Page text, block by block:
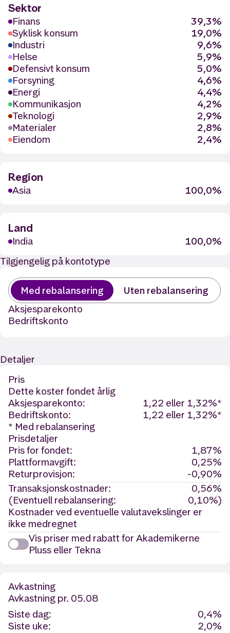
Sektor
Finans
39,3%
Syklisk konsum
19,0%
Industri
9,6%
Helse
5,9%
Defensivt konsum
5,0%
Forsyning
4,6%
Energi
4,4%
Kommunikasjon
4,2%
Teknologi
2,9%
Materialer
2,8%
Eiendom
2,4%
Region
Asia 100,0%
Land
India
100,0%
Tilgjengelig på kontotype
Med rebalansering
Uten rebalansering
Aksjesparekonto
Bedriftskonto
Detaljer
Pris
Dette koster fondet årlig
Aksjesparekonto:
1,22 eller 1,32%*
Bedriftskonto:
1,22 eller 1,32%*
* Med rebalansering
Prisdetaljer
Pris for fondet:
1,87%
Plattformavgift:
0,25%
Returprovisjon:
-0,90%
Transaksjonskostnader:
0,56%
(Eventuell rebalansering:
0,10%)
Kostnader ved eventuelle valutavekslinger er
ikke medregnet
Vis priser med rabatt for Akademikerne
Pluss eller Tekna
Avkastning
Avkastning pr. 05.08
Siste dag:
0,4%
Siste uke:
2,0%